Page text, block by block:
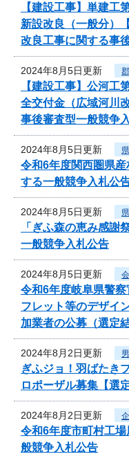
【建設工事】単建
新設改良（一般分）
改良工事に関する事
2024年8月5日更新
【建設工事】公河
全交付金（広域河川
事後審査型一般競争
2024年8月5日更新
令和6年度関西圏県
する一般競争入札公
2024年8月5日更新
「ぎふ森の恵み感謝
一般競争入札公告
2024年8月5日更新
令和6年度岐阜県警
フレット等のデザイ
加業者の公募（選定結
2024年8月2日更新
ぎふジョ！羽ばたき
ロポーザル募集【選
2024年8月2日更新
令和6年度市町村工
般競争入札公告